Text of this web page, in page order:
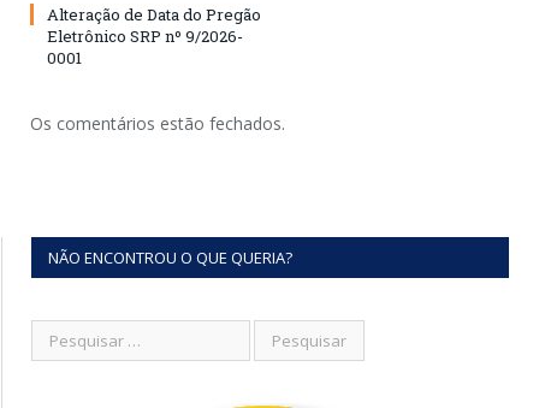
Alteração de Data do Pregão
Eletrônico SRP nº 9/2026-
0001
Os comentários estão fechados.
NÃO ENCONTROU O QUE QUERIA?